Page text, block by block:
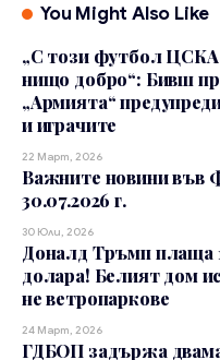
You Might Also Like
„С този футбол ЦСКА
нищо добро“: Бивш
„Армията“
и играчите
22 Март, 2026
Важните новини във
30.07.2026 г.
30 Юли, 2026
Доналд Тръмп плаща
долара! Белият дом
не ветропаркове
24 Март, 2026
ГДБОП задържа